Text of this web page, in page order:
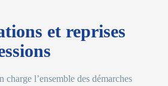
et reprises
charge l’ensemble des démarches